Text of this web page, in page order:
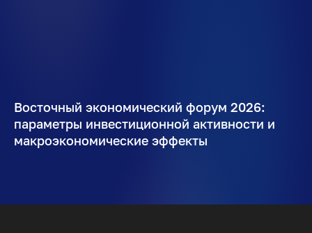
Восточный экономический форум 2026:
параметры инвестиционной активности и
макроэкономические эффекты